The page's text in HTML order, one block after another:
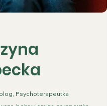
Psychoterapeutka